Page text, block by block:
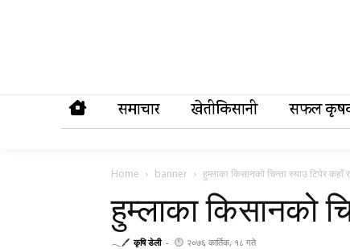
समाचार खेतीकिसानी सफल
Home banner हुम्लाका किसानको चिन्ता स्याउ टिपेर कहाँ
हुम्लाका किसानको
𓂃🖊 कृषि डेली - २०७६ कार्तिक, १८ गते